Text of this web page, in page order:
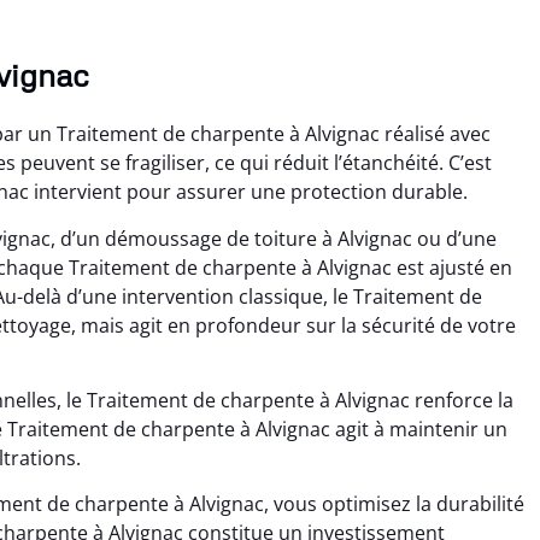
un Traitement de charpente à Alvignac réalisé avec
peuvent se fragiliser, ce qui réduit l’étanchéité. C’est
intervient pour assurer une protection durable.
d’un démoussage de toiture à Alvignac ou d’une
Traitement de charpente à Alvignac est ajusté en
delà d’une intervention classique, le Traitement de
mais agit en profondeur sur la sécurité de votre
le Traitement de charpente à Alvignac renforce la
de charpente à Alvignac agit à maintenir un
de charpente à Alvignac, vous optimisez la durabilité
à Alvignac constitue un investissement